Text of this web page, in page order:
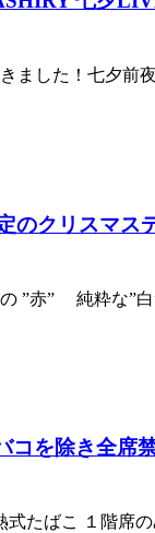
ました！七夕前
クリスマス
の ”赤” 純粋な”
コを除き全席
式たばこ １階席